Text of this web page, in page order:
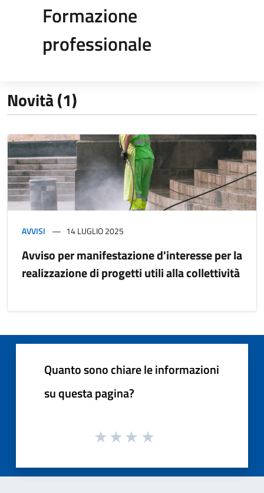
Formazione
professionale
Novità (1)
AVVISI 14 LUGLIO 2025
Avviso per manifestazione d'interesse per la
realizzazione di progetti utili alla collettività
Quanto sono chiare le informazioni
su questa pagina?